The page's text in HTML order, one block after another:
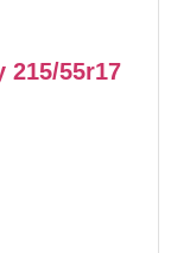
215/55r17